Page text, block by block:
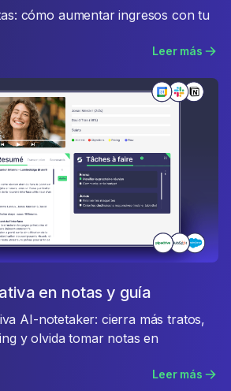
cómo aumentar ingresos con tu
Leer más
en notas y guía
AI-notetaker: cierra más tratos,
y olvida tomar notas en
Leer más